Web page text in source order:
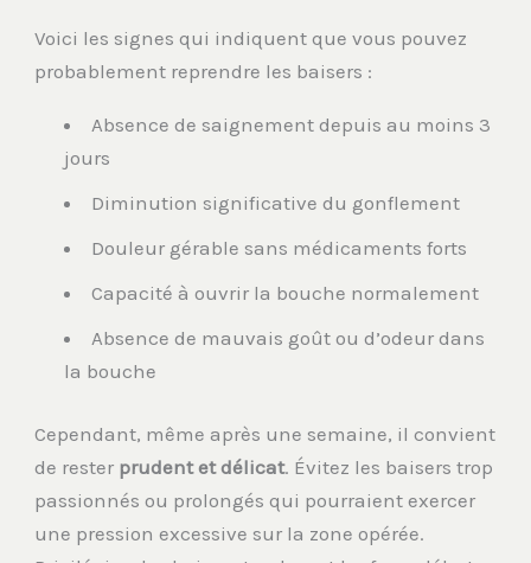
Voici les signes qui indiquent que vous pouvez
probablement reprendre les baisers :
Absence de saignement depuis au moins 3
jours
Diminution significative du gonflement
Douleur gérable sans médicaments forts
Capacité à ouvrir la bouche normalement
Absence de mauvais goût ou d’odeur dans
la bouche
Cependant, même après une semaine, il convient
de rester prudent et délicat. Évitez les baisers trop
passionnés ou prolongés qui pourraient exercer
une pression excessive sur la zone opérée.